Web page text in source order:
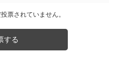
票されていません。
する